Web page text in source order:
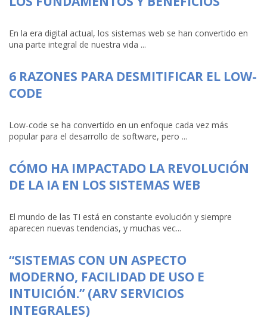
En la era digital actual, los sistemas web se han convertido en
una parte integral de nuestra vida ...
6 RAZONES PARA DESMITIFICAR EL LOW-
CODE
Low-code se ha convertido en un enfoque cada vez más
popular para el desarrollo de software, pero ...
CÓMO HA IMPACTADO LA REVOLUCIÓN
DE LA IA EN LOS SISTEMAS WEB
El mundo de las TI está en constante evolución y siempre
aparecen nuevas tendencias, y muchas vec...
“SISTEMAS CON UN ASPECTO
MODERNO, FACILIDAD DE USO E
INTUICIÓN.” (ARV SERVICIOS
INTEGRALES)